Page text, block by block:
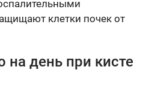
клетки почек от
день при кисте